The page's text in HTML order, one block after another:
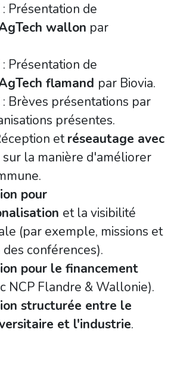
Présentation de
wallon par
Présentation de
flamand par Biovia.
Brèves présentations par
présentes.
etréseautage avec
sur la manière d'améliorer
pour
et la visibilité
(par exemple, missions et
conférences).
pour le financement
NCP Flandre & Wallonie).
structurée entre le
et l'industrie.